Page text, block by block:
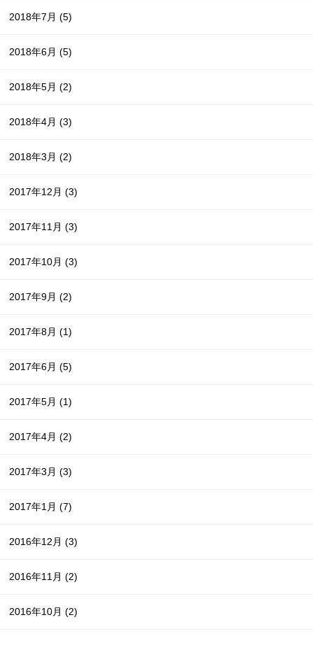
2018年7月(5)
2018年6月(5)
2018年5月(2)
2018年4月(3)
2018年3月(2)
2017年12月(3)
2017年11月(3)
2017年10月(3)
2017年9月(2)
2017年8月(1)
2017年6月(5)
2017年5月(1)
2017年4月(2)
2017年3月(3)
2017年1月(7)
2016年12月(3)
2016年11月(2)
2016年10月(2)